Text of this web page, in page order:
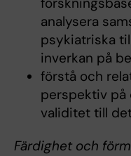
analysera
psykiatriska
inverkan på
förstå och
perspektiv på
validitet till
Färdighet och